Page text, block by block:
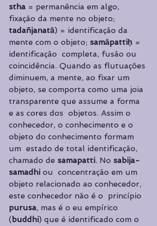
stha = permanência em algo,
fixação da mente no objeto;
tadañjanatā) = identificação da
mente com o objeto; samāpattiḥ =
identificação  completa, fusão ou
coincidência. Quando as flutuações
diminuem, a mente, ao fixar um
objeto, se comporta como uma joia
transparente que assume a forma
e as cores dos  objetos. Assim o
conhecedor, o conhecimento e o
objeto do conhecimento formam
um  estado de total identificação,
chamado de samapatti. No sabija-
samadhi ou  concentração em um
objeto relacionado ao conhecedor,
este conhecedor não é o  princípio
purusa, mas é o eu empírico
(buddhi) que é identificado com o